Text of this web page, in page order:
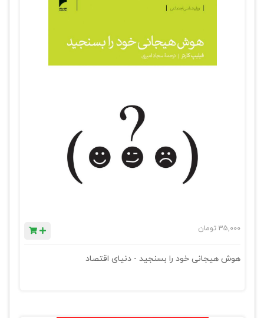
35,000 تومان
هوش هیجانی خود را بسنجید - دنیای اقتصاد